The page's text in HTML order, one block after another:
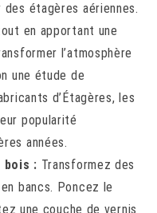
étagères aériennes.
en apportant une
l’atmosphère
une étude de
d’Étagères, les
popularité
années.
bois : Transformez des
bancs. Poncez le
une couche de vernis